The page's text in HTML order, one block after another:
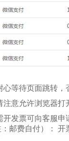
等待页面跳转
意允许浏览器
开发票可向客服
邮费自付）：